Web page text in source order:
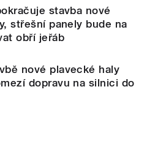
stavba nové
střešní panely bude na
obří jeřáb
nové plavecké haly
dopravu na silnici do